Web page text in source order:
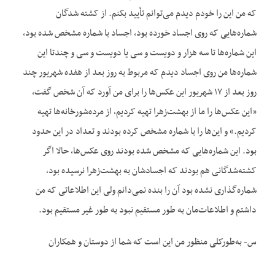
که من این را خودم دیدم می‌توانم تأیید بکنم. از کشته شدگان
شماره‌هایی که روی اجساد خورده بود، اجساد با شماره مشخص شده بود،
این شماره‌ها تا سه هزار و دویست و سی یا دویست و سی و چندتا این
شماره‌ها من روی اجساد دیدم که مربوط به روز بعد از هفده شهریور چند
روز بعد از ۱۷ شهریور این عکس‌ها را برای من آورد که آن شخص گفت،
«این عکس‌ها را ما از بهشت‌زهرا تهیه کردیم، از مرده‌شورخانه‌ها تهیه
کردیم.» و این‌ها را با شماره مشخص کرده بودند و تعداد در این حدود
بود. این شماره‌هایی که مشخص شده بودند روی عکس‌ها، حالا اگر
کشته‌شدگانی هم بودند که اجسادشان به بهشت‌زهرا نرسیده بود،
شماره‌گذاری نشده بود آن را بنده نمی‌دانم ولی این اطلاعاتی که من
داشتم و اطلاعات‌مان به طور مستقیم نبود به طور غیر مستقیم بود.
س- به‌طورکلی منظور من این است که شما از دوستان و همکاران